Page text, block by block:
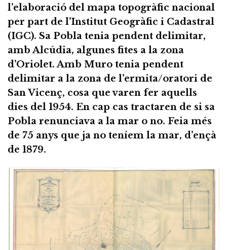
l’elaboració del mapa topogràfic nacional
per part de l’Institut Geogràfic i Cadastral
(IGC). Sa Pobla tenia pendent delimitar,
amb Alcúdia, algunes fites a la zona
d’Oriolet. Amb Muro tenia pendent
delimitar a la zona de l’ermita/oratori de
San Vicenç, cosa que varen fer aquells
dies del 1954. En cap cas tractaren de si sa
Pobla renunciava a la mar o no. Feia més
de 75 anys que ja no teníem la mar, d’ençà
de 1879.